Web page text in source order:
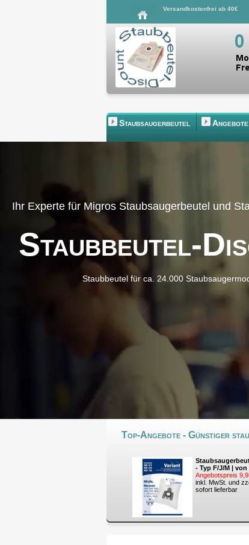
Versandkostenfrei ab 40€
Staubsaugerbeutel Angebote
Ihr Experte für Migros Staubsaugerbeutel und
Staubbeutel-
Staubbeutel für ca. 24.000
Top-Angebote - Günstiger
- Typ F/J/M | von
Angebotspreis
inkl. MwSt. und
sofort lieferbar